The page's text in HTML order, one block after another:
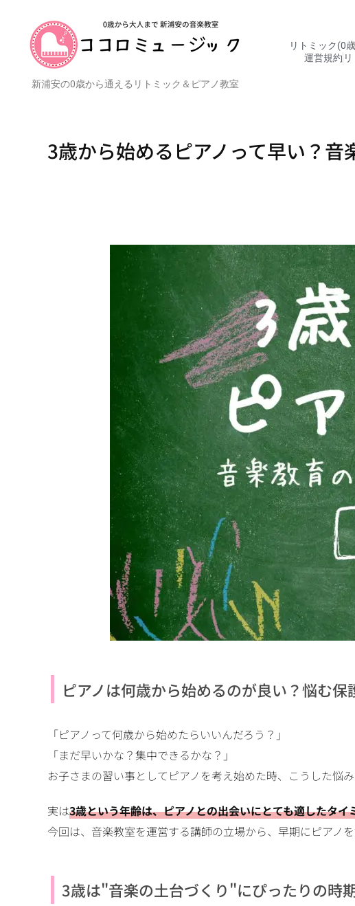
新浦安の0歳から通えるリトミック＆ピアノ教室
リトミック(0
運営規約
3歳から始めるピアノって早い？
ピアノは何歳から始めるのが良い？悩む保
「ピアノって何歳から始めたらいいんだろう？」
「まだ早いかな？集中できるかな？」
お子さまの習い事としてピアノを考え始めた時、こうした悩
実は3歳という年齢は、ピアノとの出会いにとても適したタイ
今回は、音楽教室を運営する講師の立場から、早期にピアノ
3歳は"音楽の土台づくり"にぴったりの時